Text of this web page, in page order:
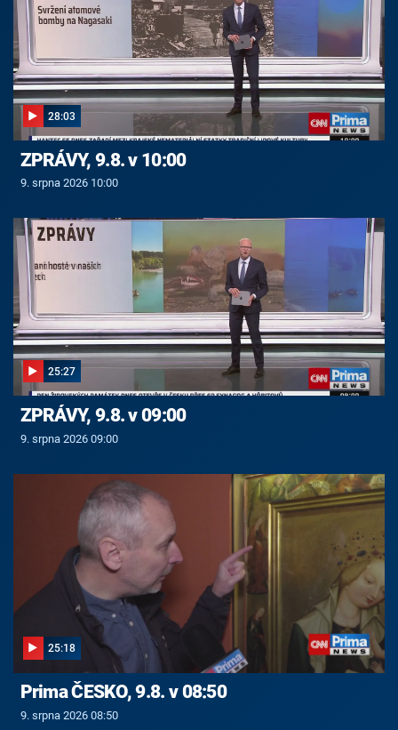
28:03
ZPRÁVY, 9.8. v 10:00
9. srpna 2026 10:00
25:27
ZPRÁVY, 9.8. v 09:00
9. srpna 2026 09:00
25:18
Prima ČESKO, 9.8. v 08:50
9. srpna 2026 08:50